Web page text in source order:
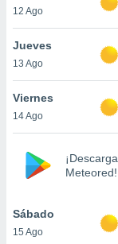
de
aceptar
de
12 Ago
Jueves
13 Ago
Viernes
14 Ago
¡Descarga
Meteored!
Sábado
15 Ago